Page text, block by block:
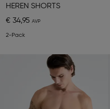
HEREN SHORTS
€ 34,95
2-Pack